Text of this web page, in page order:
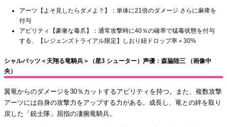
アーツ【よそ見したらダメよ？】：単体に21倍のダメージ さらに麻痺を
付与
アビリティ【豪奢な毒爪】：通常攻撃時に40％の確率で猛毒状態を付与
する、【レジェンズトライアル限定】しおり紐ドロップ率＋30%
シャルバッツ＜天翔る竜騎兵＞（星3 シューター）声優：森脇陸三 （画像中
央）
翼竜からのダメージを30％カットするアビリティを持つ。また、複数攻撃
アーツには自身の攻撃力をアップする力がある。成長し、竜との絆を取り
戻した「銃士隊」屈指の凄腕竜騎兵。